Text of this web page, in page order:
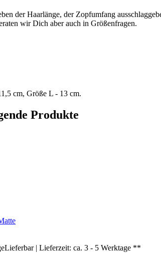
der Haarlänge, der Zopfumfang
wir Dich aber auch in Größenfragen.
cm, Größe L - 13 cm.
Produkte
Lieferbar | Lieferzeit: ca. 3 - 5 Werktage **